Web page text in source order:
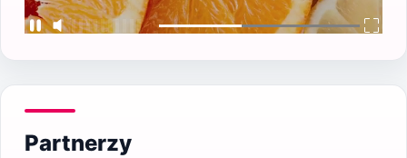
Partnerzy